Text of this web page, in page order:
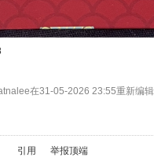
在31-05-2026 23:55重新编
引用 举报顶端